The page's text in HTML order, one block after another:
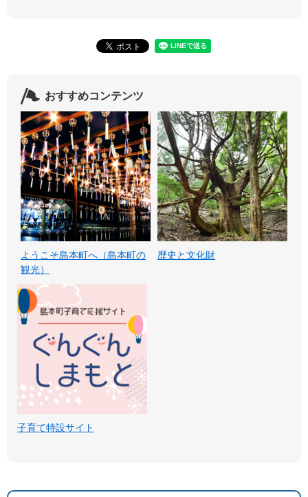
おすすめコンテンツ
ようこそ島本町へ（島本町の
観光）
歴史と文化財
子育て特設サイト